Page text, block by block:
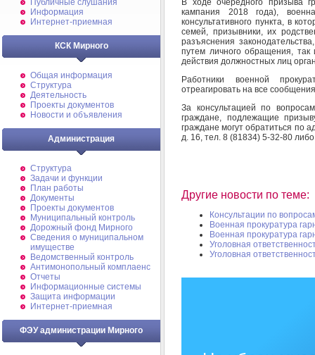
Публичные слушания
Информация
Интернет-приемная
КСК Мирного
Общая информация
Структура
Деятельность
Проекты документов
Новости и объявления
Администрация
Структура
Задачи и функции
План работы
Документы
Проекты документов
Муниципальный контроль
Дорожный фонд Мирного
Cведения о муниципальном
имуществе
Ведомственный контроль
Антимонопольный комплаенс
Отчеты
Информационные системы
Защита информации
Интернет-приемная
ФЭУ администрации Мирного
В ходе очередного призыва
кампания 2018 года),
консультативного пункта, в
семей, призывники, их
разъяснения
путем личного обращения,
действия должностных лиц
Работники военной
отреагировать на все
За консультацией по
граждане, подлежащие
граждане могут обратиться по
д. 16, тел. 8 (81834) 5-32-80
Другие новости по теме:
Консультации по
Военная прокуратура
Военная прокуратура
Уголовная
Уголовная